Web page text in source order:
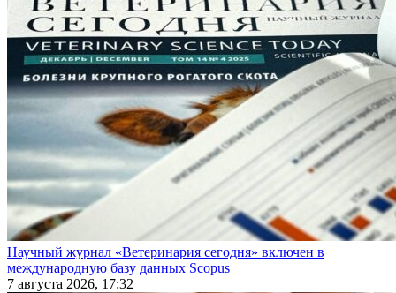
Научный журнал «Ветеринария сегодня» включен в
международную базу данных Scopus
7 августа 2026, 17:32